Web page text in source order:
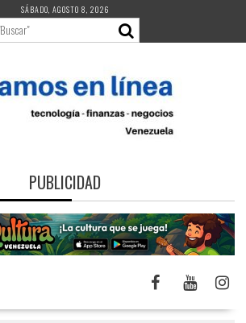
SÁBADO, AGOSTO 8, 2026
PUBLICIDAD